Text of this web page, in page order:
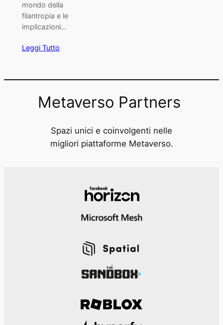
mondo della
filantropia e le
implicazioni…
Leggi Tutto
Metaverso Partners
Spazi unici e coinvolgenti nelle
migliori piattaforme Metaverso.